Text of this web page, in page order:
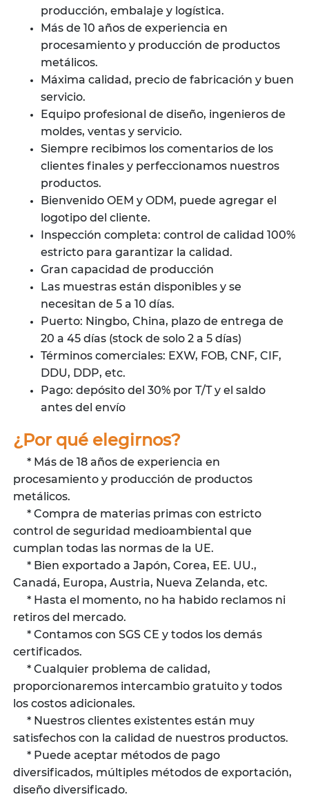
producción, embalaje y logística.
Más de 10 años de experiencia en
procesamiento y producción de productos
metálicos.
Máxima calidad, precio de fabricación y buen
servicio.
Equipo profesional de diseño, ingenieros de
moldes, ventas y servicio.
Siempre recibimos los comentarios de los
clientes finales y perfeccionamos nuestros
productos.
Bienvenido OEM y ODM, puede agregar el
logotipo del cliente.
Inspección completa: control de calidad 100%
estricto para garantizar la calidad.
Gran capacidad de producción
Las muestras están disponibles y se
necesitan de 5 a 10 días.
Puerto: Ningbo, China, plazo de entrega de
20 a 45 días (stock de solo 2 a 5 días)
Términos comerciales: EXW, FOB, CNF, CIF,
DDU, DDP, etc.
Pago: depósito del 30% por T/T y el saldo
antes del envío
¿Por qué elegirnos?
* Más de 18 años de experiencia en
procesamiento y producción de productos
metálicos.
* Compra de materias primas con estricto
control de seguridad medioambiental que
cumplan todas las normas de la UE.
* Bien exportado a Japón, Corea, EE. UU.,
Canadá, Europa, Austria, Nueva Zelanda, etc.
* Hasta el momento, no ha habido reclamos ni
retiros del mercado.
* Contamos con SGS CE y todos los demás
certificados.
* Cualquier problema de calidad,
proporcionaremos intercambio gratuito y todos
los costos adicionales.
* Nuestros clientes existentes están muy
satisfechos con la calidad de nuestros productos.
* Puede aceptar métodos de pago
diversificados, múltiples métodos de exportación,
diseño diversificado.